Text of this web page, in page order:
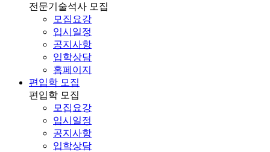
전문기술석사 모집
모집요강
입시일정
공지사항
입학상담
홈페이지
편입학 모집
편입학 모집
모집요강
입시일정
공지사항
입학상담